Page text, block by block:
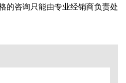
的咨询只能由专业经销商负责处